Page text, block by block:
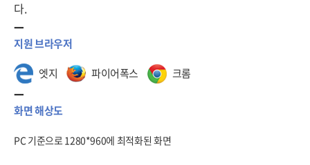
다.
지원 브라우저
엣지
파이어폭스 크롬
화면 해상도
PC 기준으로 1280*960에 최적화된 화면